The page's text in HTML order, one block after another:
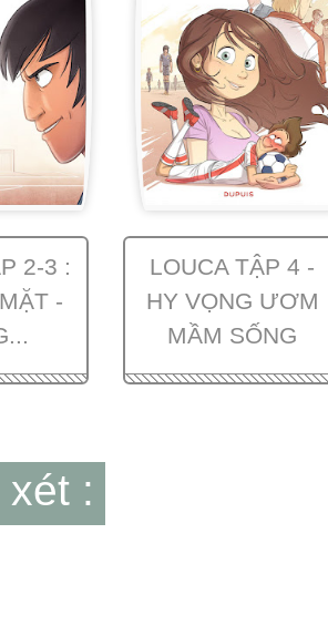
2-3 :
-
LOUCA TẬP 4 -
HY VỌNG ƯƠM
MẦM SỐNG
: